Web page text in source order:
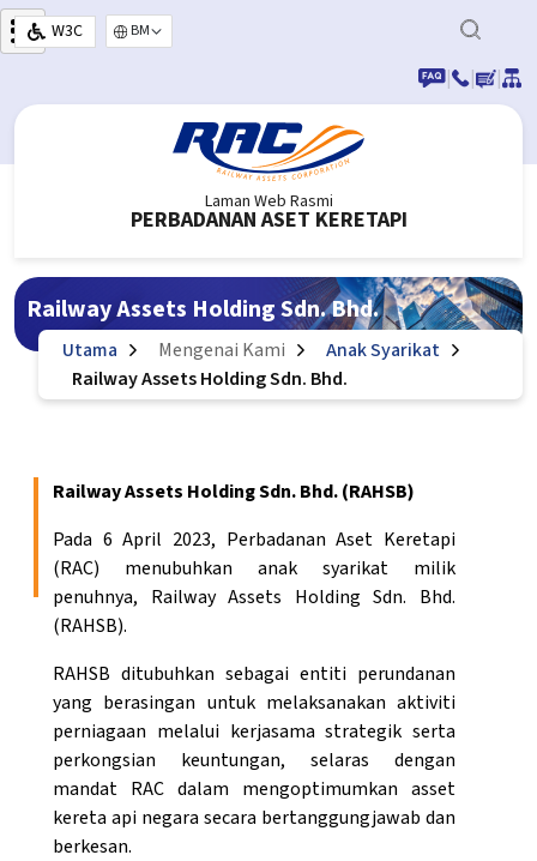
Langkau ke kandungan utama
W3C
Select your language
|
| |
Laman Web Rasmi
PERBADANAN ASET KERETAPI
Railway Assets Holding Sdn. Bhd.
Utama Mengenai Kami
Anak Syarikat
Railway Assets Holding Sdn. Bhd.
Railway Assets Holding Sdn. Bhd. (RAHSB)
Pada 6 April 2023, Perbadanan Aset Keretapi
(RAC) menubuhkan anak syarikat milik
penuhnya, Railway Assets Holding Sdn. Bhd.
(RAHSB).
RAHSB ditubuhkan sebagai entiti perundanan
yang berasingan untuk melaksanakan aktiviti
perniagaan melalui kerjasama strategik serta
perkongsian keuntungan, selaras dengan
mandat RAC dalam mengoptimumkan asset
kereta api negara secara bertanggungjawab dan
berkesan.